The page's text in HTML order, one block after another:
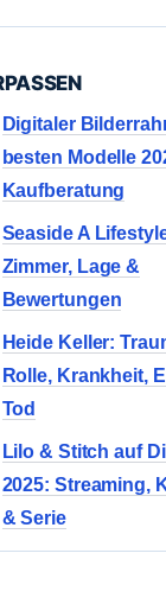
Digitaler
besten Modelle
Kaufberatung
Seaside A
Zimmer, Lage &
Bewertungen
Heide Keller:
Rolle, Krankheit,
Tod
Lilo & Stitch auf
2025: Streaming,
& Serie